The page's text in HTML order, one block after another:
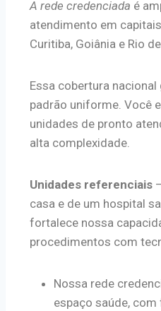
A rede credenciada é
atendimento em
Curitiba, Goiânia e Rio
Essa cobertura
padrão uniforme. Você
unidades de pronto
alta complexidade.
Unidades referenciais
casa e de um hospital
fortalece nossa
procedimentos com
Nossa rede
espaço saúde,